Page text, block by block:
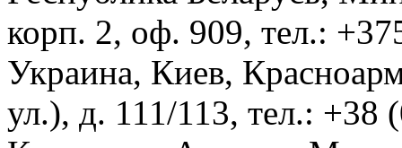
корп. 2, оф. 909, тел.:
Украина, Киев,
ул.), д. 111/113, тел.: +38